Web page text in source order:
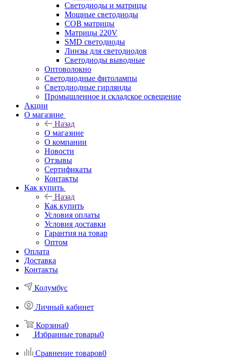
Светодиоды и матрицы
Мощные светодиоды
COB матрицы
Матрицы 220V
SMD светодиоды
Линзы для светодиодов
Светодиоды выводные
Оптоволокно
Светодиодные фитолампы
Светодиодные гирлянды
Промышленное и складское освещение
Акции
О магазине
Назад
О магазине
О компании
Новости
Отзывы
Сертификаты
Контакты
Как купить
Назад
Как купить
Условия оплаты
Условия доставки
Гарантия на товар
Оптом
Оплата
Доставка
Контакты
Колумбус
Личный кабинет
Корзина0
Избранные товары0
Сравнение товаров0